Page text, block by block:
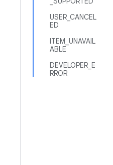
USER_CANCEL
ED
ITEM_UNAVAIL
ABLE
DEVELOPER_E
RROR